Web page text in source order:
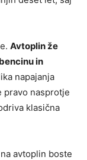
Avtoplin že
in
napajanja
pravo nasprotje
klasična
avtoplin boste